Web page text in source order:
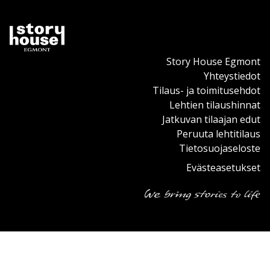
Story House Egmont
Yhteystiedot
Tilaus- ja toimitusehdot
Lehtien tilaushinnat
Jatkuvan tilaajan edut
Peruuta lehtitilaus
Tietosuojaseloste
Evästeasetukset